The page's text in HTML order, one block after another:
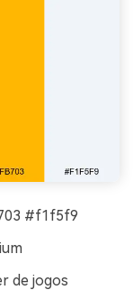
#f1f5f9
de jogos